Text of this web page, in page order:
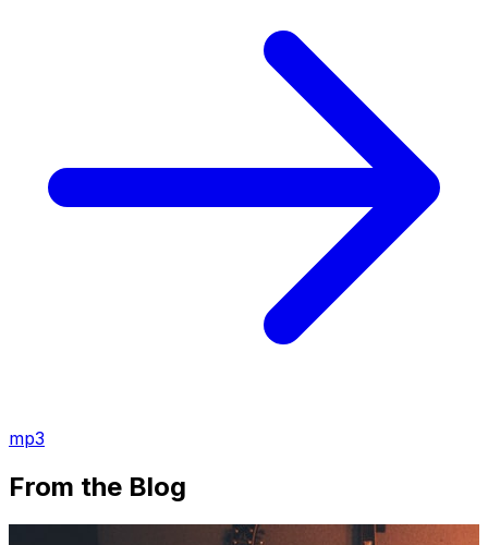
mp3
From the Blog